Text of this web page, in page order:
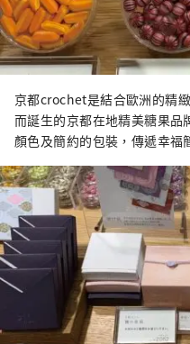
京都crochet是結合歐洲的精
而誕生的京都在地精美糖果品
顏色及簡約的包裝，傳遞幸福